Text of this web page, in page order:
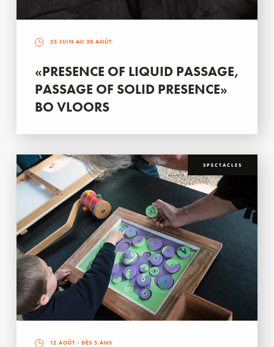
25 JUIN AU 30 AOÛT
«PRESENCE OF LIQUID PASSAGE,
PASSAGE OF SOLID PRESENCE»
BO VLOORS
SPECTACLES
12 AOÛT - DÈS 5 ANS